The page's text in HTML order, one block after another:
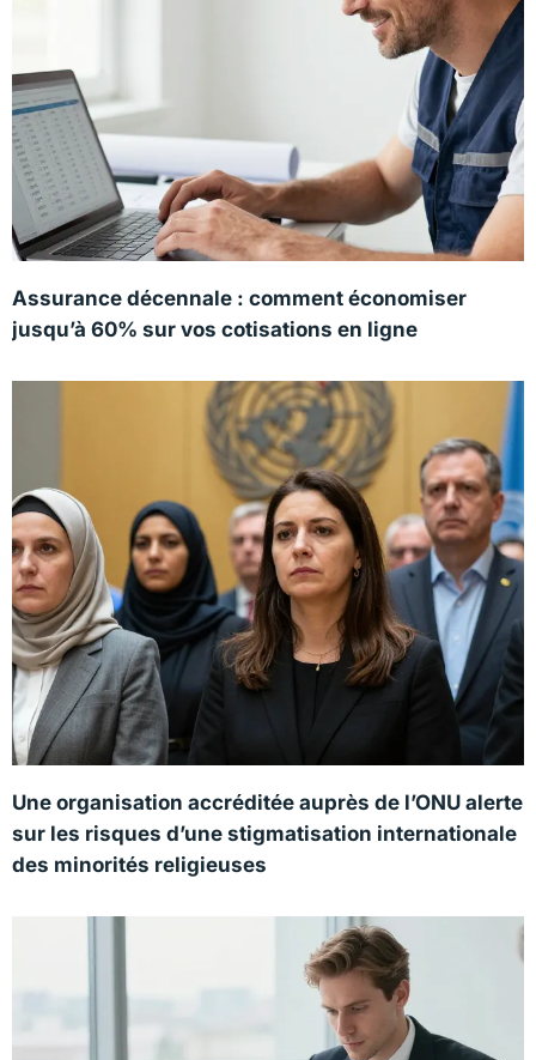
Assurance décennale : comment économiser
jusqu’à 60% sur vos cotisations en ligne
Une organisation accréditée auprès de l’ONU alerte
sur les risques d’une stigmatisation internationale
des minorités religieuses